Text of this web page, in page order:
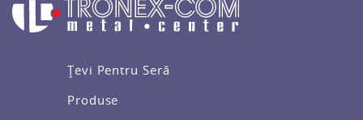
Țevi Pentru Seră
Produse